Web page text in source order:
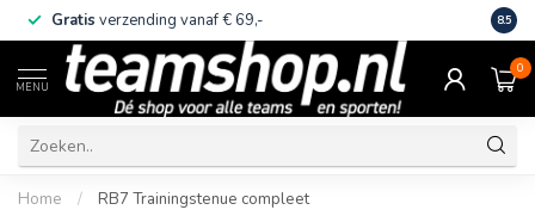
Gratis verzending vanaf € 69,- Eigen
8.5
MENU
0
Home / RB7 Trainingstenue compleet